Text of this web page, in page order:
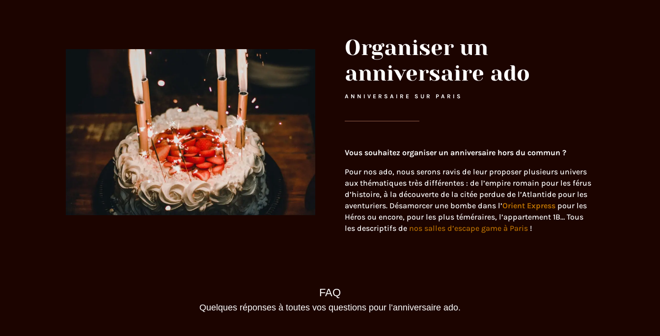
Organiser un
anniversaire ado
ANNIVERSAIRE SUR PARIS
Vous souhaitez organiser un anniversaire hors du commun ?
Pour nos ado, nous serons ravis de leur proposer plusieurs univers
aux thématiques très différentes : de l’empire romain pour les férus
d’histoire, à la découverte de la citée perdue de l’Atlantide pour les
aventuriers. Désamorcer une bombe dans l’Orient Expresspour les
Héros ou encore, pour les plus téméraires, l’appartement 1B… Tous
les descriptifs de nos salles d’escape game à Paris!
FAQ
Quelques réponses à toutes vos questions pour l’anniversaire ado.